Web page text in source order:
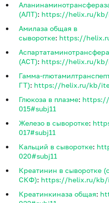
(АЛТ): https://helix.ru/kb/
Амилаза общая в
сыворотке: https://
(АСТ): https://helix.ru/kb/
Гамма-
ГТ): https://helix.ru/kb/
Глюкоза в плазме:
015#subj11
Железо в сыворотке:
017#subj11
Кальций в сыворотке:
020#subj11
Креатинин в сыворотке
СКФ): https://helix.ru/kb/
Креатинкиназа общая: